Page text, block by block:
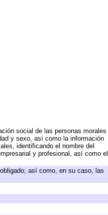
social de las personas morales
y sexo, así como la información
identificando el nombre del
y profesional, así como el
así como, en su caso, las